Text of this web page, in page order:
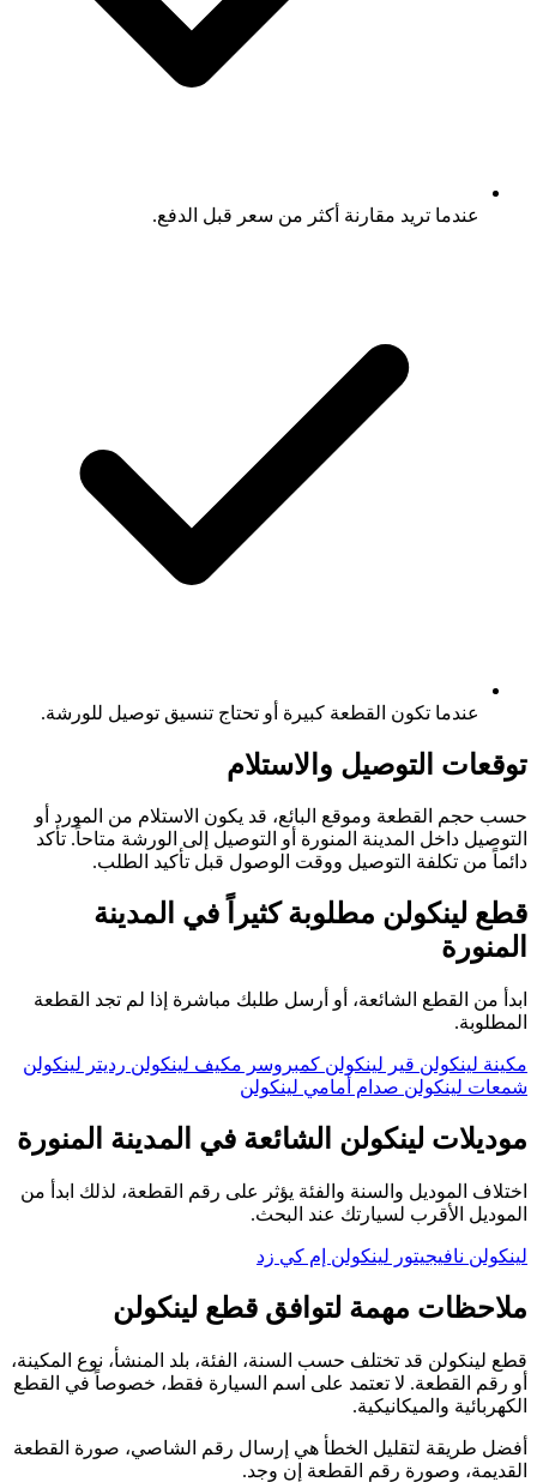
عندما تريد مقارنة أكثر من سعر قبل الدفع.
عندما تكون القطعة كبيرة أو تحتاج تنسيق توصيل للورشة.
توقعات التوصيل والاستلام
حسب حجم القطعة وموقع البائع، قد يكون الاستلام من المورد أو
التوصيل داخل المدينة المنورة أو التوصيل إلى الورشة متاحاً. تأكد
دائماً من تكلفة التوصيل ووقت الوصول قبل تأكيد الطلب.
قطع لينكولن مطلوبة كثيراً في المدينة
المنورة
ابدأ من القطع الشائعة، أو أرسل طلبك مباشرة إذا لم تجد القطعة
المطلوبة.
مكينة لينكولن قير لينكولن كمبروسر مكيف لينكولن رديتر لينكولن
شمعات لينكولن صدام أمامي لينكولن
موديلات لينكولن الشائعة في المدينة المنورة
اختلاف الموديل والسنة والفئة يؤثر على رقم القطعة، لذلك ابدأ من
الموديل الأقرب لسيارتك عند البحث.
لينكولن نافيجيتور لينكولن إم كي زد
ملاحظات مهمة لتوافق قطع لينكولن
قطع لينكولن قد تختلف حسب السنة، الفئة، بلد المنشأ، نوع المكينة،
أو رقم القطعة. لا تعتمد على اسم السيارة فقط، خصوصاً في القطع
الكهربائية والميكانيكية.
أفضل طريقة لتقليل الخطأ هي إرسال رقم الشاصي، صورة القطعة
القديمة، وصورة رقم القطعة إن وجد.